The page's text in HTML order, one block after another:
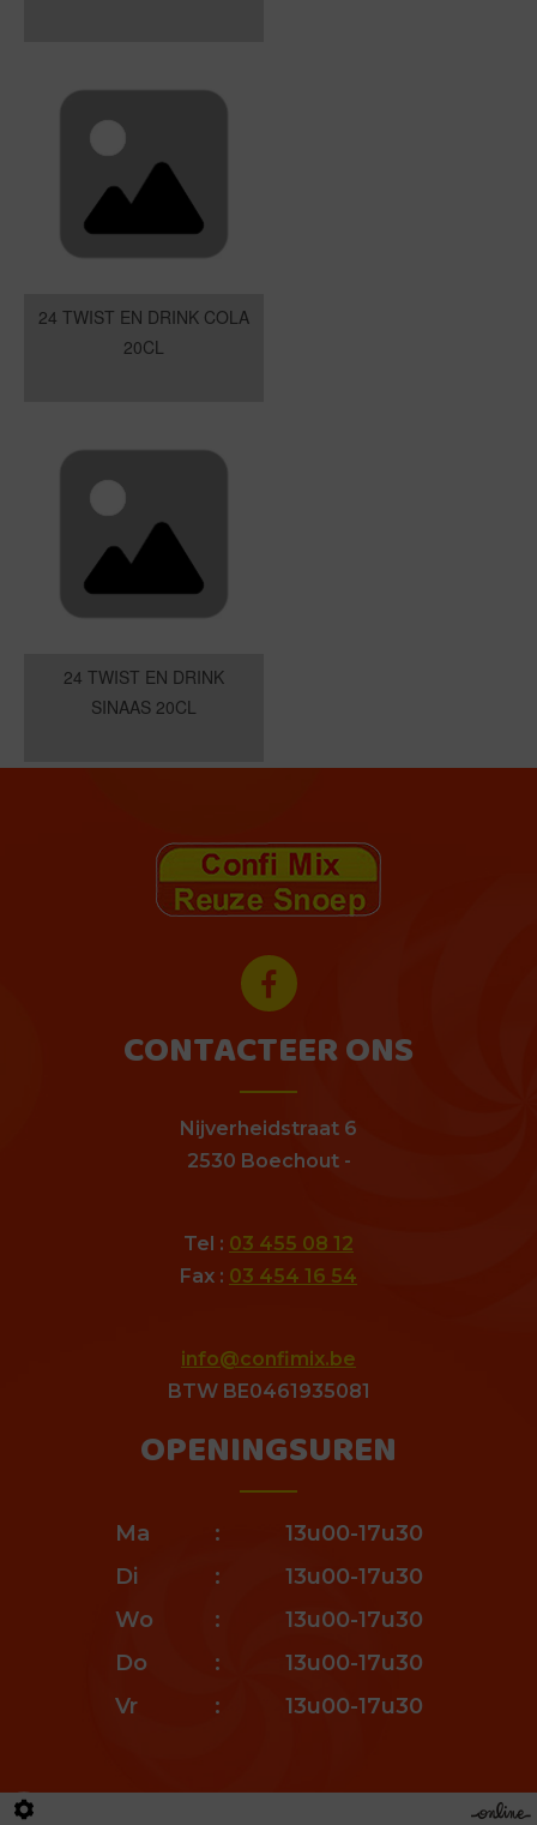
24 TWIST EN DRINK COLA
20CL
24 TWIST EN DRINK
SINAAS 20CL
CONTACTEER ONS
Nijverheidstraat 6
2530 Boechout -
Tel : 03 455 08 12
Fax : 03 454 16 54
info@confimix.be
BTW BE0461935081
OPENINGSUREN
Ma
13u00-17u30
Di
13u00-17u30
Wo
13u00-17u30
Do
13u00-17u30
Vr
13u00-17u30